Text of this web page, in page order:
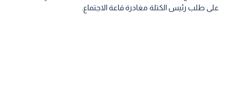
على طلب رئيس الكتلة مغادرة قاعة الاجتماع.